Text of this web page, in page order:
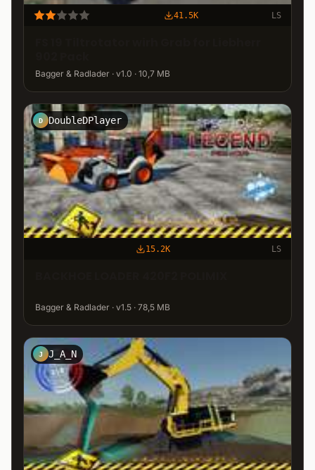
41.5K LS
Bagger & Radlader · v1.0 · 10,7 MB
D DoubleDPlayer
15.2K LS
Bagger & Radlader · v1.5 · 78,5 MB
J J_A_N